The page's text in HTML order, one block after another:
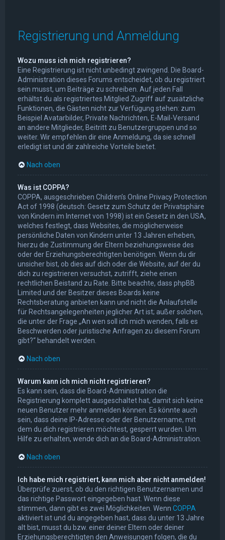
Registrierung und Anmeldung
Wozu muss ich mich registrieren?
Eine Registrierung ist nicht unbedingt zwingend. Die Board-
Administration dieses Forums entscheidet, ob du registriert
sein musst, um Beiträge zu schreiben. Auf jeden Fall
erhältst du als registriertes Mitglied Zugriff auf zusätzliche
Funktionen, die Gästen nicht zur Verfügung stehen: zum
Beispiel Avatarbilder, Private Nachrichten, E-Mail-Versand
an andere Mitglieder, Beitritt zu Benutzergruppen und so
weiter. Wir empfehlen dir eine Anmeldung, da sie schnell
erledigt ist und dir zahlreiche Vorteile bietet.
Nach oben
Was ist COPPA?
COPPA, ausgeschrieben Children’s Online Privacy Protection
Act of 1998 (deutsch: Gesetz zum Schutz der Privatsphäre
von Kindern im Internet von 1998) ist ein Gesetz in den USA,
welches festlegt, dass Websites, die möglicherweise
persönliche Daten von Kindern unter 13 Jahren erheben,
hierzu die Zustimmung der Eltern beziehungsweise des
oder der Erziehungsberechtigten benötigen. Wenn du dir
unsicher bist, ob dies auf dich oder die Website, auf der du
dich zu registrieren versuchst, zutrifft, ziehe einen
rechtlichen Beistand zu Rate. Bitte beachte, dass phpBB
Limited und der Besitzer dieses Boards keine
Rechtsberatung anbieten kann und nicht die Anlaufstelle
für Rechtsangelegenheiten jeglicher Art ist; außer solchen,
die unter der Frage „An wen soll ich mich wenden, falls es
Beschwerden oder juristische Anfragen zu diesem Forum
gibt?“ behandelt werden.
Nach oben
Warum kann ich mich nicht registrieren?
Es kann sein, dass die Board-Administration die
Registrierung komplett ausgeschaltet hat, damit sich keine
neuen Benutzer mehr anmelden können. Es könnte auch
sein, dass deine IP-Adresse oder der Benutzername, mit
dem du dich registrieren möchtest, gesperrt wurden. Um
Hilfe zu erhalten, wende dich an die Board-Administration.
Nach oben
Ich habe mich registriert, kann mich aber nicht anmelden!
Überprüfe zuerst, ob du den richtigen Benutzernamen und
das richtige Passwort eingegeben hast. Wenn diese
stimmen, dann gibt es zwei Möglichkeiten. Wenn COPPA
aktiviert ist und du angegeben hast, dass du unter 13 Jahre
alt bist, musst du bzw. einer deiner Eltern oder deiner
Erziehungsberechtigten den Anweisungen folgen, die du